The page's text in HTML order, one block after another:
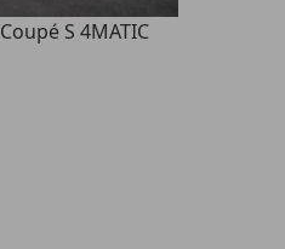
Coupé S 4MATIC